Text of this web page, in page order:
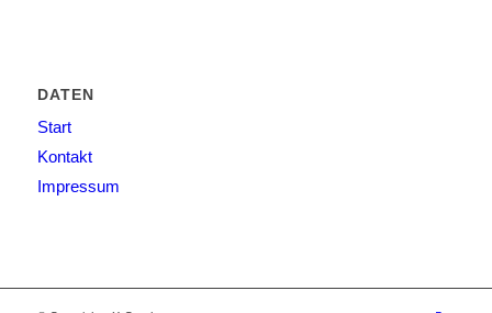
DATEN
Start
Kontakt
Impressum